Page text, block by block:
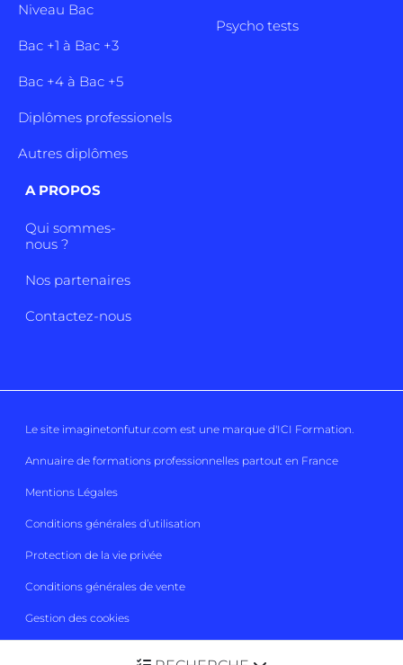
Niveau Bac
Bac +1 à Bac +3
Bac +4 à Bac +5
Diplômes professionels
Autres diplômes
Psycho tests
A PROPOS
Qui sommes-
nous ?
Nos partenaires
Contactez-nous
Le site imaginetonfutur.com est une marque d'ICI Formation.
Annuaire de formations professionnelles partout en France
Mentions Légales
Conditions générales d’utilisation
Protection de la vie privée
Conditions générales de vente
Gestion des cookies
Imaginetonfutur 2026 Tous droits réservés